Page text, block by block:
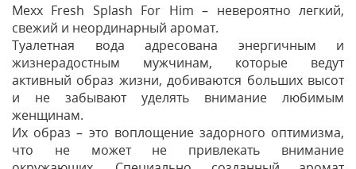
Mexx Fresh Splash For Him – невероятно легкий,
свежий и неординарный аромат.
Туалетная вода адресована энергичным и
жизнерадостным мужчинам, которые ведут
активный образ жизни, добиваются больших высот
и не забывают уделять внимание любимым
женщинам.
Их образ – это воплощение задорного оптимизма,
что не может не привлекать внимание